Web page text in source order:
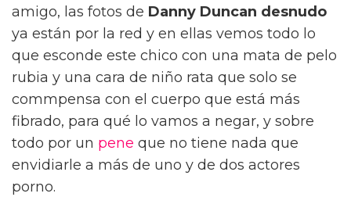
amigo, las fotos de Danny Duncan desnudo
ya están por la red y en ellas vemos todo lo
que esconde este chico con una mata de pelo
rubia y una cara de niño rata que solo se
commpensa con el cuerpo que está más
fibrado, para qué lo vamos a negar, y sobre
todo por un pene que no tiene nada que
envidiarle a más de uno y de dos actores
porno.